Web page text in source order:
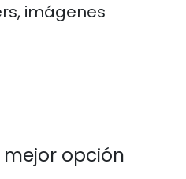
imágenes
opción